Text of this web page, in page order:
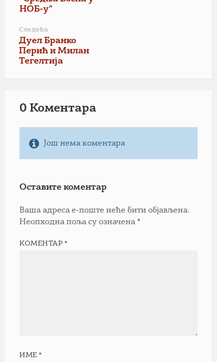
НОБ-у”
Следећа
Дуел Бранко
Перић и Милан
Тегелтија
0 Коментарa
Још нема коментара
Оставите коментар
Ваша адреса е-поште неће бити објављена.
Неопходна поља су означена *
КОМЕНТАР*
ИМЕ*